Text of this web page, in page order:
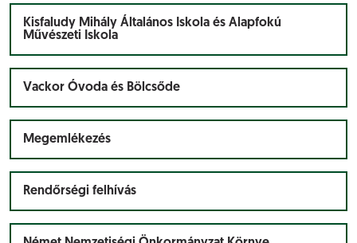
Kisfaludy Mihály Általános Iskola és Alapfokú
Művészeti Iskola
Vackor Óvoda és Bölcsőde
Megemlékezés
Rendőrségi felhívás